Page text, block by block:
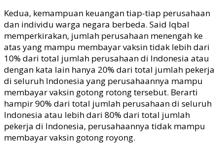
Kedua, kemampuan keuangan tiap-tiap perusahaan
dan individu warga negara berbeda. Said Iqbal
memperkirakan, jumlah perusahaan menengah ke
atas yang mampu membayar vaksin tidak lebih dari
10% dari total jumlah perusahaan di Indonesia atau
dengan kata lain hanya 20% dari total jumlah pekerja
di seluruh Indonesia yang perusahaannya mampu
membayar vaksin gotong rotong tersebut. Berarti
hampir 90% dari total jumlah perusahaan di seluruh
Indonesia atau lebih dari 80% dari total jumlah
pekerja di Indonesia, perusahaannya tidak mampu
membayar vaksin gotong royong.